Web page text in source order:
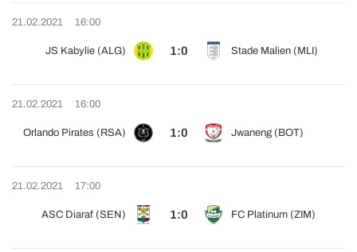
21.02.2021 16:00
JS Kabylie (ALG) 1:0 Stade Malien (MLI)
21.02.2021 16:00
Orlando Pirates (RSA) 1:0 Jwaneng (BOT)
21.02.2021 17:00
ASC Diaraf (SEN) 1:0 FC Platinum (ZIM)